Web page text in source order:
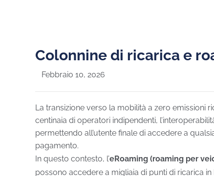
Colonnine di ricarica e
Febbraio 10, 2026
La transizione verso la mobilità a zero emissioni
centinaia di operatori indipendenti,
permettendo all’utente finale di accedere a
pagamento.
In questo contesto, l’eRoaming (roaming per
possono accedere a migliaia di punti di ricarica